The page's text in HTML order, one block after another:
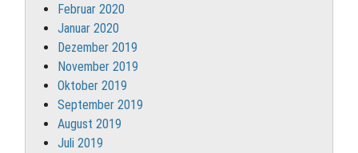
Februar 2020
Januar 2020
Dezember 2019
November 2019
Oktober 2019
September 2019
August 2019
Juli 2019